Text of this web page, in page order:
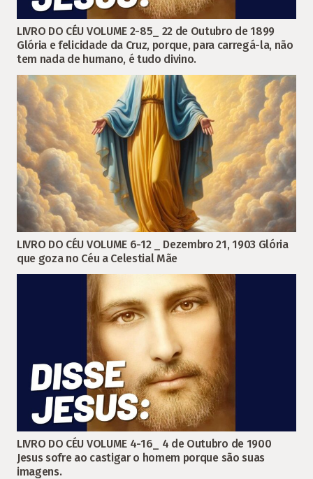
LIVRO DO CÉU VOLUME 2-85_ 22 de Outubro de 1899
Glória e felicidade da Cruz, porque, para carregá-la, não
tem nada de humano, é tudo divino.
LIVRO DO CÉU VOLUME 6-12 _ Dezembro 21, 1903 Glória
que goza no Céu a Celestial Mãe
LIVRO DO CÉU VOLUME 4-16_ 4 de Outubro de 1900
Jesus sofre ao castigar o homem porque são suas
imagens.